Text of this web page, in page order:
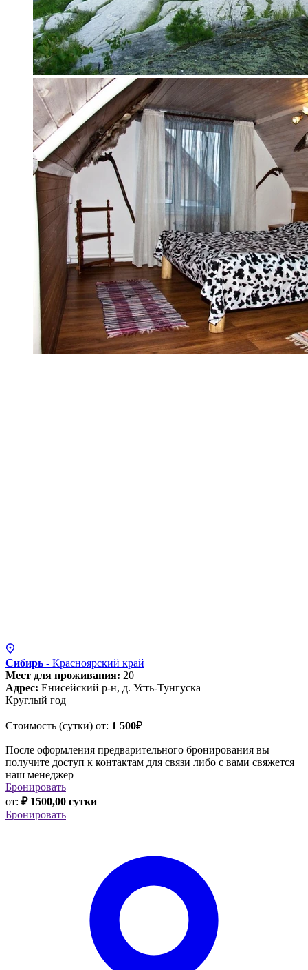
Сибирь - Красноярский край
Мест для проживания: 20
Адрес: Енисейский р-н, д. Усть-Тунгуска
Круглый год
Стоимость (сутки) от: 1 500₽
После оформления предварительного бронирования вы
получите доступ к контактам для связи либо с вами свяжется
наш менеджер
Бронировать
от: ₽ 1500,00 сутки
Бронировать